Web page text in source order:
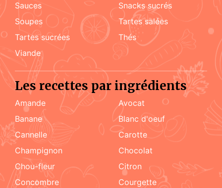
sauces
snacks sucrés
soupes
tartes salées
tartes sucrées
Thés
viande
Les recettes par ingrédients
amande
Avocat
Banane
blanc d'oeuf
cannelle
carotte
champignon
chocolat
chou-fleur
citron
concombre
courgette